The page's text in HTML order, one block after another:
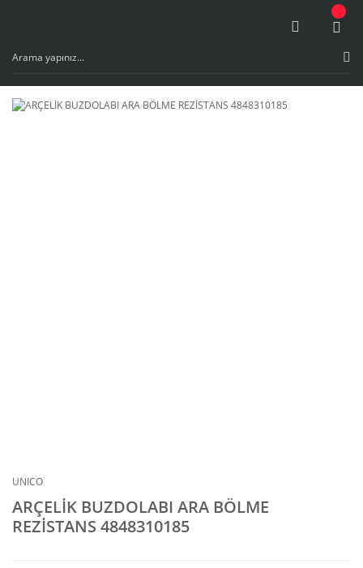
UNICO
ARÇELİK BUZDOLABI ARA BÖLME
REZİSTANS 4848310185